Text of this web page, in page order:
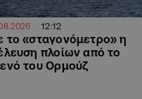
12:12
το «σταγονόμετρο» η
πλοίων από το
του Ορμούζ